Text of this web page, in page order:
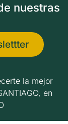
nuestras
la mejor
en